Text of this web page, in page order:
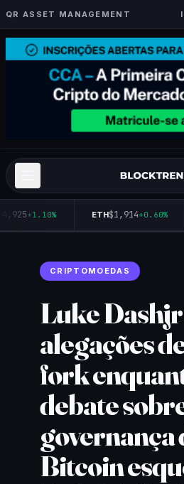
QR ASSET MANAGEMENT
+1.10% ETH$1,914+0.60%
CRIPTOMOEDAS
Luke
alegações
fork
debate
governança
Bitcoin